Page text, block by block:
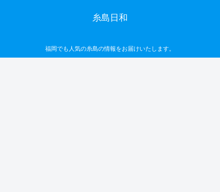
糸島日和
福岡でも人気の糸島の情報をお届けいたします。